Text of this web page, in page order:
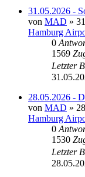
31.05.2026 -
von MAD »
Hamburg
0
1569
Letzter
28.05.2026 -
von MAD »
Hamburg
0
1530
Letzter